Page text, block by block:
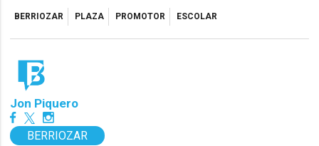
BERRIOZAR PLAZA PROMOTOR ESCOLAR
Jon Piquero
BERRIOZAR